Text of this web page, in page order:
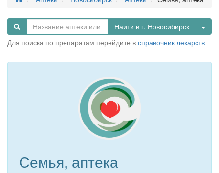
Найти в г. Новосибирск
Для поиска по препаратам перейдите в справочник лекарств
Семья, аптека